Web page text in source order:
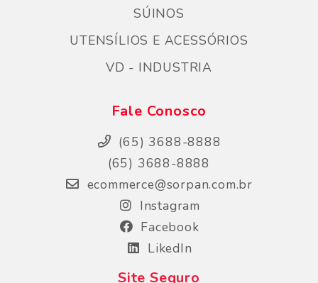
SÚINOS
UTENSÍLIOS E ACESSÓRIOS
VD - INDUSTRIA
Fale Conosco
(65) 3688-8888
(65) 3688-8888
ecommerce@sorpan.com.br
Instagram
Facebook
LikedIn
Site Seguro